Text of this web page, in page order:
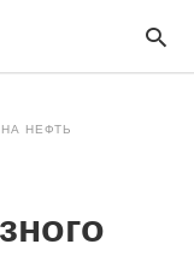
НЕФТЬ